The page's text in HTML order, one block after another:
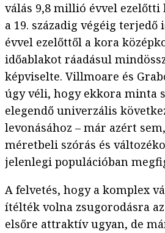
válás 9,8 millió évvel ezelőtti
a 19. századig végéig terjedő
évvel ezelőttől a kora
időablakot ráadásul
képviselte. Villmoare és
úgy véli, hogy ekkora minta
elegendő univerzális
levonásához – már azért
méretbeli szórás és
jelenlegi populációban
A felvetés, hogy a komplex
ítélték volna zsugorodásra
elsőre attraktív ugyan, de